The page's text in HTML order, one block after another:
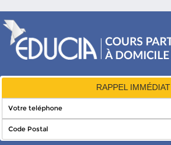
RAPPEL IMMÉDIAT